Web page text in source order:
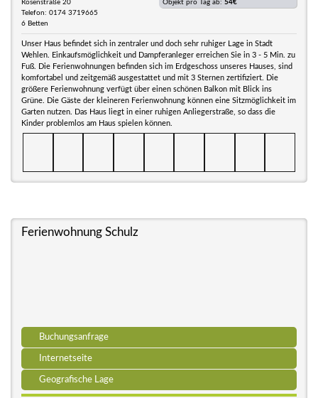
Rosenstraße 20
Telefon: 0174 3719665
6 Betten
Objekt pro Tag ab: 54€
Unser Haus befindet sich in zentraler und doch sehr ruhiger Lage in Stadt
Wehlen. Einkaufsmöglichkeit und Dampferanleger erreichen Sie in 3 - 5 Min. zu
Fuß. Die Ferienwohnungen befinden sich im Erdgeschoss unseres Hauses, sind
komfortabel und zeitgemäß ausgestattet und mit 3 Sternen zertifiziert. Die
größere Ferienwohnung verfügt über einen schönen Balkon mit Blick ins
Grüne. Die Gäste der kleineren Ferienwohnung können eine Sitzmöglichkeit im
Garten nutzen. Das Haus liegt in einer ruhigen Anliegerstraße, so dass die
Kinder problemlos am Haus spielen können.
Ferienwohnung Schulz
Buchungsanfrage
Internetseite
Geografische Lage